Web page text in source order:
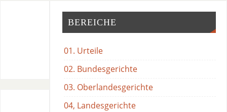
BEREICHE
01. Urteile
02. Bundesgerichte
03. Oberlandesgerichte
04, Landesgerichte